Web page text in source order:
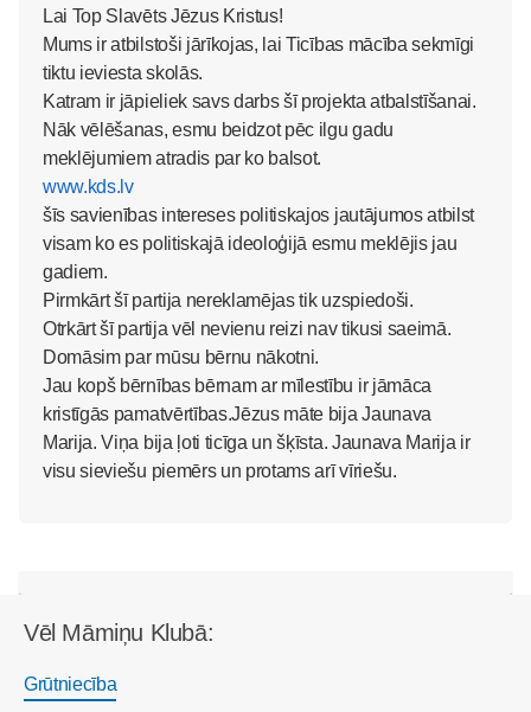
Lai Top Slavēts Jēzus Kristus!
Mums ir atbilstoši jārīkojas, lai Ticības mācība sekmīgi
tiktu ieviesta skolās.
Katram ir jāpieliek savs darbs šī projekta atbalstīšanai.
Nāk vēlēšanas, esmu beidzot pēc ilgu gadu
meklējumiem atradis par ko balsot.
www.kds.lv
šīs savienības intereses politiskajos jautājumos atbilst
visam ko es politiskajā ideoloģijā esmu meklējis jau
gadiem.
Pirmkārt šī partija nereklamējas tik uzspiedoši.
Otrkārt šī partija vēl nevienu reizi nav tikusi saeimā.
Domāsim par mūsu bērnu nākotni.
Jau kopš bērnības bērnam ar mīlestību ir jāmāca
kristīgās pamatvērtības.Jēzus māte bija Jaunava
Marija. Viņa bija ļoti ticīga un šķīsta. Jaunava Marija ir
visu sieviešu piemērs un protams arī vīriešu.
Vēl Māmiņu Klubā:
Grūtniecība